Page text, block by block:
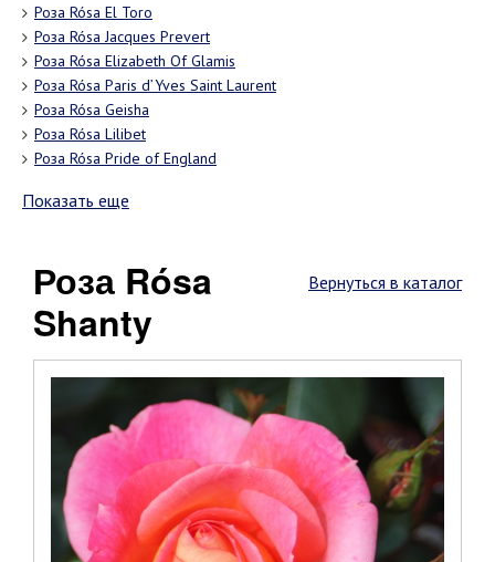
Роза Rósa El Toro
Роза Rósa Jacques Prevert
Роза Rósa Elizabeth Of Glamis
Роза Rósa Paris d’Yves Saint Laurent
Роза Rósa Geisha
Роза Rósa Lilibet
Роза Rósa Pride of England
Показать еще
Вернуться в каталог
Роза Rósa
Shanty